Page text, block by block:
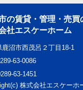
の賃貸・管理・売買
社エスケーホーム
鹿沼市西茂呂２丁目18-1
63-0086
63-1451
株式会社エスケーホ